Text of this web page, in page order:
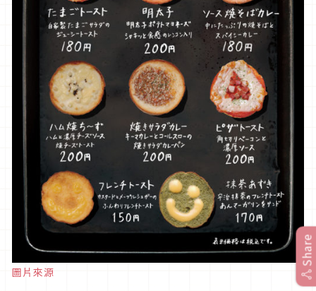
圖片來源
Share